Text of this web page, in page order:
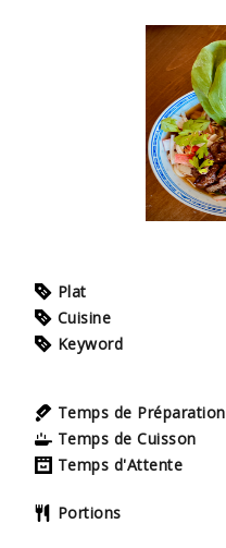
Plat
Cuisine
Keyword
Temps de Préparation
Temps de Cuisson
Temps d'Attente
Portions